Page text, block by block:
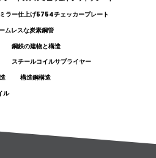
ミラー仕上げ5754チェッカープレート
ムレスな炭素鋼管
鋼鉄の建物と構造
スチールコイルサプライヤー
構造鋼構造
ル